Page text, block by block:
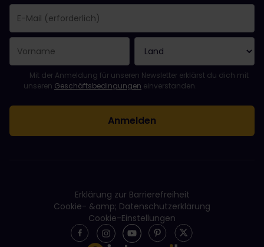
Sie haben sich erfolgreich angemeldet.
Das Feld „E-Mail-Adresse“ ist ein Pflichtfeld!
Diese E-Mail-Adresse ist ungültig!
Beim Abonnieren des Newsletters ist ein Fehler aufgetreten.
Du hast diesen Newsletter bereits abonniert!
Bitte stimme den Allgemeinen Geschäftsbedingungen zu, um
Mit der Anmeldung für unseren Newsletter erklärst du dich mit
unseren Geschäftsbedingungen einverstanden.
Erklärung zur Barrierefreiheit
Cookie- &amp; Datenschutzerklärung
Cookie-Einstellungen